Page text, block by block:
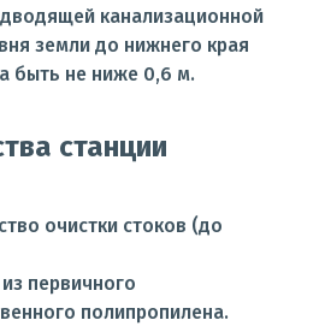
канализационной
земли до нижнего края
быть не ниже 0,6 м.
станции
очистки стоков (до
первичного
полипропилена.